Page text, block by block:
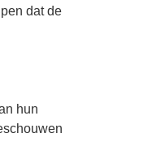
dat de
hun